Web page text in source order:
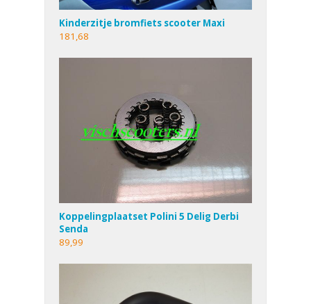
Kinderzitje bromfiets scooter Maxi
181,68
Koppelingplaatset Polini 5 Delig Derbi
Senda
89,99